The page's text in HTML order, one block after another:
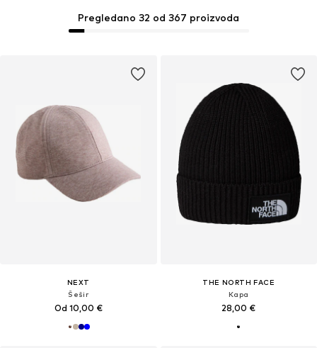
NEXT
Šešir
Od 10,00 €
Pregledano 32 od 367 proizvoda
THE NORTH FACE
Kapa
28,00 €